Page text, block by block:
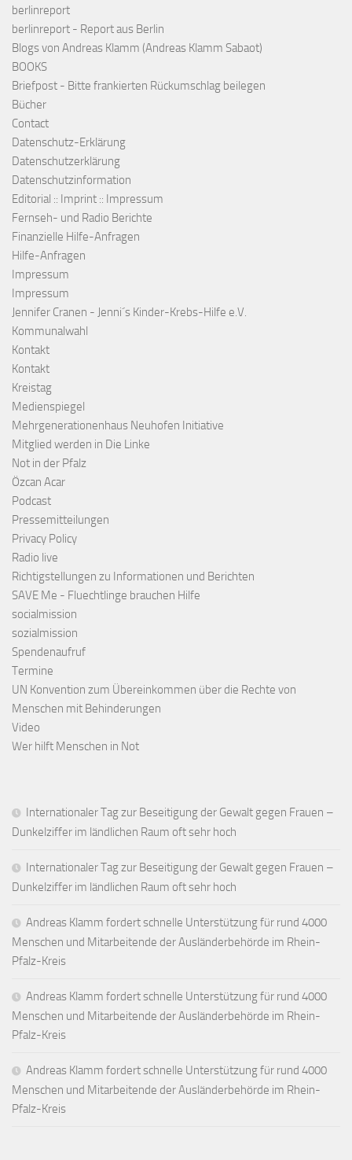
berlinreport
berlinreport - Report aus Berlin
Blogs von Andreas Klamm (Andreas Klamm Sabaot)
BOOKS
Briefpost - Bitte frankierten Rückumschlag beilegen
Bücher
Contact
Datenschutz-Erklärung
Datenschutzerklärung
Datenschutzinformation
Editorial :: Imprint :: Impressum
Fernseh- und Radio Berichte
Finanzielle Hilfe-Anfragen
Hilfe-Anfragen
Impressum
Impressum
Jennifer Cranen - Jenni´s Kinder-Krebs-Hilfe e.V.
Kommunalwahl
Kontakt
Kontakt
Kreistag
Medienspiegel
Mehrgenerationenhaus Neuhofen Initiative
Mitglied werden in Die Linke
Not in der Pfalz
Özcan Acar
Podcast
Pressemitteilungen
Privacy Policy
Radio live
Richtigstellungen zu Informationen und Berichten
SAVE Me - Fluechtlinge brauchen Hilfe
socialmission
sozialmission
Spendenaufruf
Termine
UN Konvention zum Übereinkommen über die Rechte von
Menschen mit Behinderungen
Video
Wer hilft Menschen in Not
Internationaler Tag zur Beseitigung der Gewalt gegen Frauen –
Dunkelziffer im ländlichen Raum oft sehr hoch
Internationaler Tag zur Beseitigung der Gewalt gegen Frauen –
Dunkelziffer im ländlichen Raum oft sehr hoch
Andreas Klamm fordert schnelle Unterstützung für rund 4000
Menschen und Mitarbeitende der Ausländerbehörde im Rhein-
Pfalz-Kreis
Andreas Klamm fordert schnelle Unterstützung für rund 4000
Menschen und Mitarbeitende der Ausländerbehörde im Rhein-
Pfalz-Kreis
Andreas Klamm fordert schnelle Unterstützung für rund 4000
Menschen und Mitarbeitende der Ausländerbehörde im Rhein-
Pfalz-Kreis